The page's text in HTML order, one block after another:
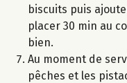
biscuits puis
placer 30 min au
bien.
Au moment de
pêches et les